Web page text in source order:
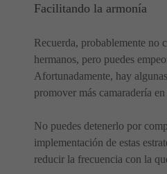
Facilitando la armonía
Recuerda, probablemente no
hermanos, pero puedes
Afortunadamente, hay
promover más camaradería en
No puedes detenerlo por
implementación de estas
reducir la frecuencia con la